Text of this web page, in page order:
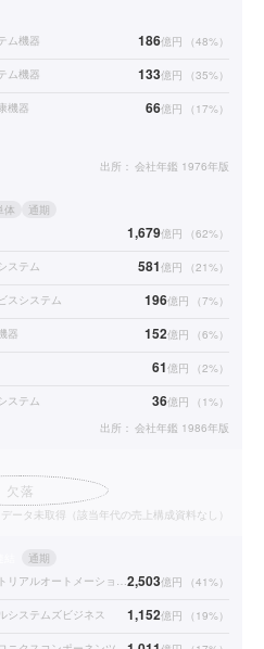
ム機器 186億円 （48%）
ム機器 133億円 （35%）
機器 66億円 （ 17%）
出所： 会社年鑑 1976年版
体
通期
1,679億円 （62%）
ステム 581億円 （21%）
スシステム 196億円 （7%）
器 152億円 （6%）
61億円 （2%）
ステム 36億円 （ 1%）
出所： 会社年鑑 1986年版
欠落
データ未取得（該当年代の売上構成資料なし）
通期
インダストリアルオートメーションビジネス2,503億円 （41%）
システムズビジネス 1,152億円 （ 19%）